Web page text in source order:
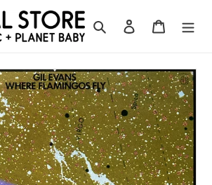
検索 ログインカート